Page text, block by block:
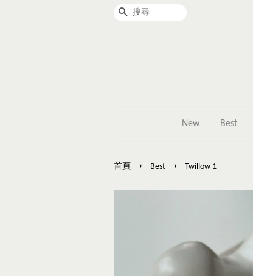
搜尋
New Best
首頁 › Best › Twillow 1